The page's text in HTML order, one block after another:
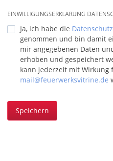
EINWILLIGUNGSERKLÄRUNG
Ja, ich habe die
genommen und bin damit
mir angegebenen Daten
erhoben und gespeichert
kann jederzeit mit Wirkung
mail@feuerwerksvitrine.de
Speichern